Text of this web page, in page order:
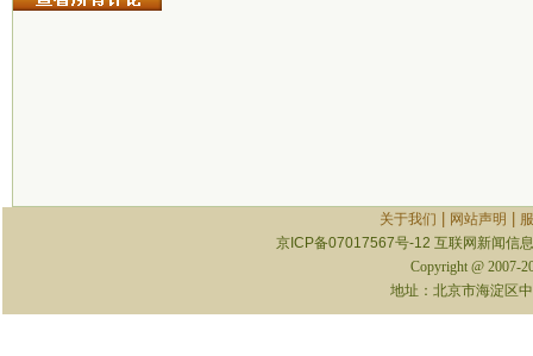
关于我们 网站声明
京ICP备07017567号-12 互联网新闻信
Copyright @ 2007-
地址：北京市海淀区